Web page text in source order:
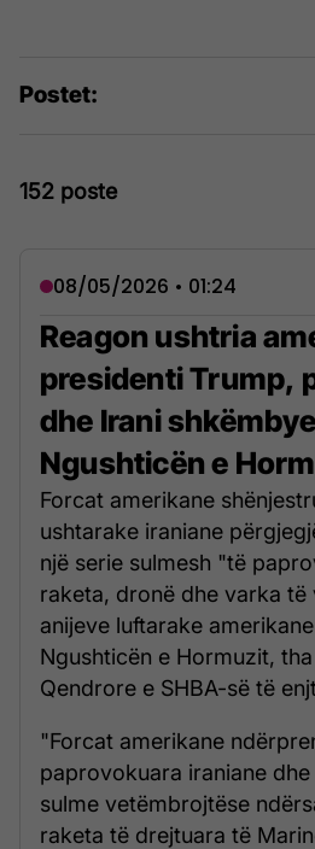
Postet:
152 poste
08/05/2026 • 01:24
Reagon ushtria
presidenti Trump,
dhe Irani
Ngushticën e
Forcat amerikane
ushtarake iraniane
një serie sulmesh "të
raketa, dronë dhe varka të
anijeve luftarake
Ngushticën e Hormuzit,
Qendrore e SHBA-së të
"Forcat amerikane
paprovokuara iraniane
sulme vetëmbrojtëse
raketa të drejtuara të